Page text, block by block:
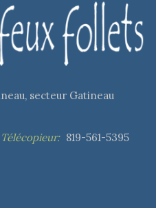
secteur Gatineau
Télécopieur: 819-561-5395